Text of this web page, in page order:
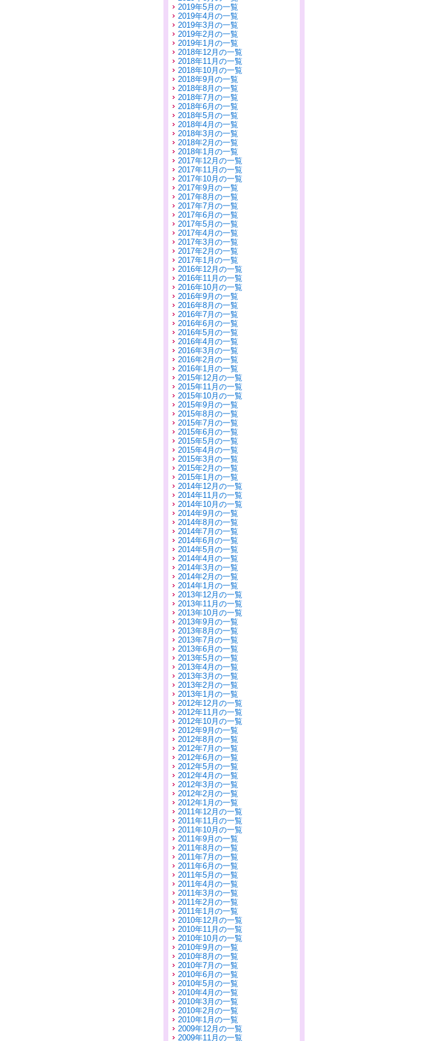
2019年5月の一覧
2019年4月の一覧
2019年3月の一覧
2019年2月の一覧
2019年1月の一覧
2018年12月の一覧
2018年11月の一覧
2018年10月の一覧
2018年9月の一覧
2018年8月の一覧
2018年7月の一覧
2018年6月の一覧
2018年5月の一覧
2018年4月の一覧
2018年3月の一覧
2018年2月の一覧
2018年1月の一覧
2017年12月の一覧
2017年11月の一覧
2017年10月の一覧
2017年9月の一覧
2017年8月の一覧
2017年7月の一覧
2017年6月の一覧
2017年5月の一覧
2017年4月の一覧
2017年3月の一覧
2017年2月の一覧
2017年1月の一覧
2016年12月の一覧
2016年11月の一覧
2016年10月の一覧
2016年9月の一覧
2016年8月の一覧
2016年7月の一覧
2016年6月の一覧
2016年5月の一覧
2016年4月の一覧
2016年3月の一覧
2016年2月の一覧
2016年1月の一覧
2015年12月の一覧
2015年11月の一覧
2015年10月の一覧
2015年9月の一覧
2015年8月の一覧
2015年7月の一覧
2015年6月の一覧
2015年5月の一覧
2015年4月の一覧
2015年3月の一覧
2015年2月の一覧
2015年1月の一覧
2014年12月の一覧
2014年11月の一覧
2014年10月の一覧
2014年9月の一覧
2014年8月の一覧
2014年7月の一覧
2014年6月の一覧
2014年5月の一覧
2014年4月の一覧
2014年3月の一覧
2014年2月の一覧
2014年1月の一覧
2013年12月の一覧
2013年11月の一覧
2013年10月の一覧
2013年9月の一覧
2013年8月の一覧
2013年7月の一覧
2013年6月の一覧
2013年5月の一覧
2013年4月の一覧
2013年3月の一覧
2013年2月の一覧
2013年1月の一覧
2012年12月の一覧
2012年11月の一覧
2012年10月の一覧
2012年9月の一覧
2012年8月の一覧
2012年7月の一覧
2012年6月の一覧
2012年5月の一覧
2012年4月の一覧
2012年3月の一覧
2012年2月の一覧
2012年1月の一覧
2011年12月の一覧
2011年11月の一覧
2011年10月の一覧
2011年9月の一覧
2011年8月の一覧
2011年7月の一覧
2011年6月の一覧
2011年5月の一覧
2011年4月の一覧
2011年3月の一覧
2011年2月の一覧
2011年1月の一覧
2010年12月の一覧
2010年11月の一覧
2010年10月の一覧
2010年9月の一覧
2010年8月の一覧
2010年7月の一覧
2010年6月の一覧
2010年5月の一覧
2010年4月の一覧
2010年3月の一覧
2010年2月の一覧
2010年1月の一覧
2009年12月の一覧
2009年11月の一覧